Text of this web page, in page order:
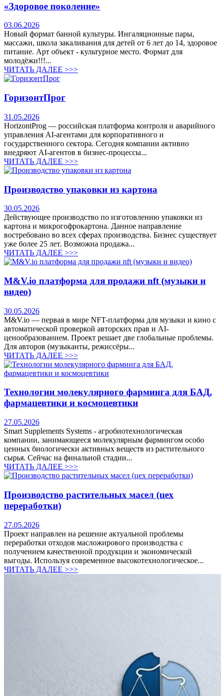
«Здоровое поколение»
03.06.2026
Новый формат банной культуры. Ингаляционные пары,
массажи, школа закаливания для детей от 6 лет до 14, здоровое
питание. Арт объект - культурное место. Формат для
молодёжи!!!...
ЧИТАТЬ ДАЛЕЕ >>>
ГоризонтПрог
31.05.2026
HorizontProg — российская платформа контроля и аварийного
управления AI-агентами для корпоративного и
государственного сектора. Сегодня компании активно
внедряют AI-агентов в бизнес-процессы...
ЧИТАТЬ ДАЛЕЕ >>>
Производство упаковки из картона
30.05.2026
Действующее производство по изготовлению упаковки из
картона и микрогофрокартона. Данное направление
востребовано во всех сферах производства. Бизнес существует
уже более 25 лет. Возможна продажа...
ЧИТАТЬ ДАЛЕЕ >>>
M&V.io платформа для продажи nft (музыки и
видео)
30.05.2026
M&V.io — первая в мире NFT-платформа для музыки и кино с
автоматической проверкой авторских прав и AI-
ценообразованием. Проект решает две глобальные проблемы.
Для авторов (музыканты, режиссёры...
ЧИТАТЬ ДАЛЕЕ >>>
Технологии молекулярного фарминга для БАД,
фармацевтики и космоцевтики
27.05.2026
Smart Supplements Systems - агробиотехнологическая
компании, занимающееся молекулярным фармингом особо
ценных биологически активных веществ из растительного
сырья. Сейчас на финальной стадии...
ЧИТАТЬ ДАЛЕЕ >>>
Производство растительных масел (цех
переработки)
27.05.2026
Проект направлен на решение актуальной проблемы
переработки отходов масложирового производства с
получением качественной продукции и экономической
выгоды. Используя современное высокотехнологическое...
ЧИТАТЬ ДАЛЕЕ >>>